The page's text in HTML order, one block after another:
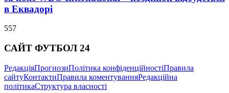
в Еквадорі
557
САЙТ ФУТБОЛ 24
РедакціяПрогнозиПолітика конфіденційностіПравила
сайтуКонтактиПравила коментуванняРедакційна
політикаСтруктура власності